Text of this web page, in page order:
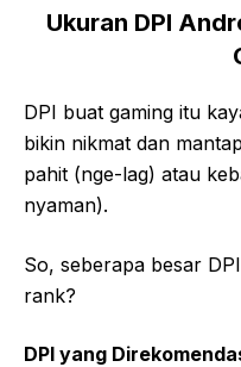
Ukuran DPI
DPI buat gaming itu
bikin nikmat dan
pahit (nge-lag) atau
nyaman).
So, seberapa besar
rank?
DPI yang